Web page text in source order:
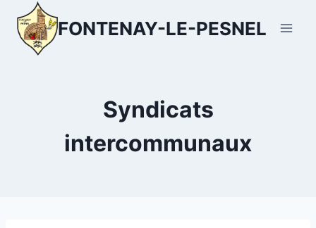
contenu
FONTENAY-LE-PESNEL
Syndicats
intercommunaux